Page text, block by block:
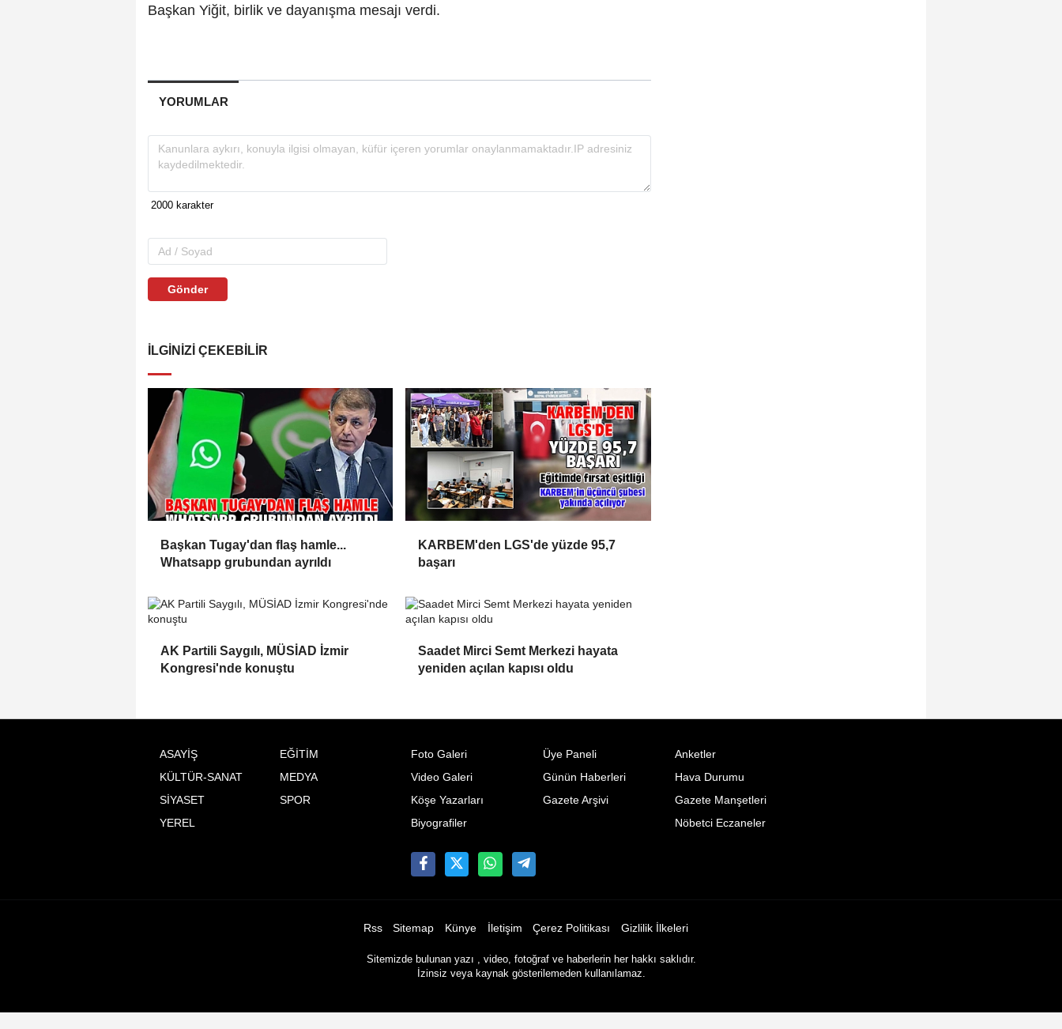
Başkan Yiğit, birlik ve dayanışma mesajı verdi.
YORUMLAR
Gönder
İLGINIZI ÇEKEBILIR
Başkan Tugay'dan flaş hamle...
Whatsapp grubundan ayrıldı
KARBEM'den LGS'de yüzde 95,7
başarı
AK Partili Saygılı, MÜSİAD İzmir
Kongresi'nde konuştu
Saadet Mirci Semt Merkezi hayata
yeniden açılan kapısı oldu
ASAYİŞ
EĞİTİM
KÜLTÜR-SANAT
MEDYA
SİYASET
SPOR
YEREL
Foto Galeri
Video Galeri
Köşe Yazarları
Biyografiler
Üye Paneli
Günün Haberleri
Gazete Arşivi
Anketler
Hava Durumu
Gazete Manşetleri
Nöbetci Eczaneler
Rss Sitemap Künye İletişim Çerez Politikası Gizlilik İlkeleri
Sitemizde bulunan yazı , video, fotoğraf ve haberlerin her hakkı saklıdır.
İzinsiz veya kaynak gösterilemeden kullanılamaz.